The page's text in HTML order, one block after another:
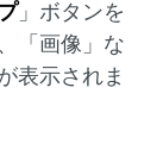
」ボタンを
「画像」な
表示されま